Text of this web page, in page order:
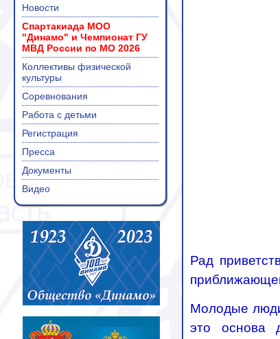
Новости
Спартакиада МОО
"Динамо" и Чемпионат ГУ
МВД России по МО 2026
Коллективы физической
культуры
Соревнования
Работа с детьми
Регистрация
Пресса
Документы
Видео
Рад
Молодые
это основа